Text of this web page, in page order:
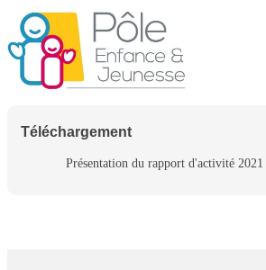
Téléchargement
Présentation du rapport d'activité 2021